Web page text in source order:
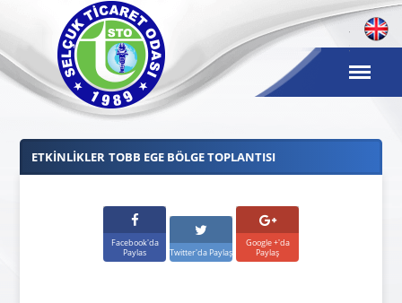
ETKINLIKLER TOBB EGE BÖLGE TOPLANTISI
Facebook'da
Paylas
Twitter'da Paylaş
Google +'da
Paylaş